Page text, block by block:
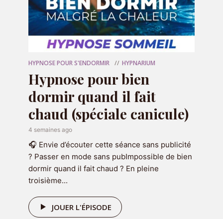
E-mail
Site web
HYPNOSE POUR S'ENDORMIR HYPNARIUM
Hypnose pour bien
dormir quand il fait
chaud (spéciale canicule)
4 semaines ago
🎧 Envie d’écouter cette séance sans publicité
? Passer en mode sans pubImpossible de bien
dormir quand il fait chaud ? En pleine
troisième...
JOUER L'ÉPISODE